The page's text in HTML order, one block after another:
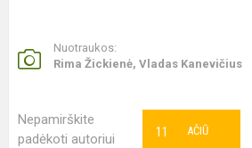
Nuotraukos:
Rima Žickienė, Vladas Kanevičius
Nepamirškite
padėkoti autoriui
AČIŪ
11